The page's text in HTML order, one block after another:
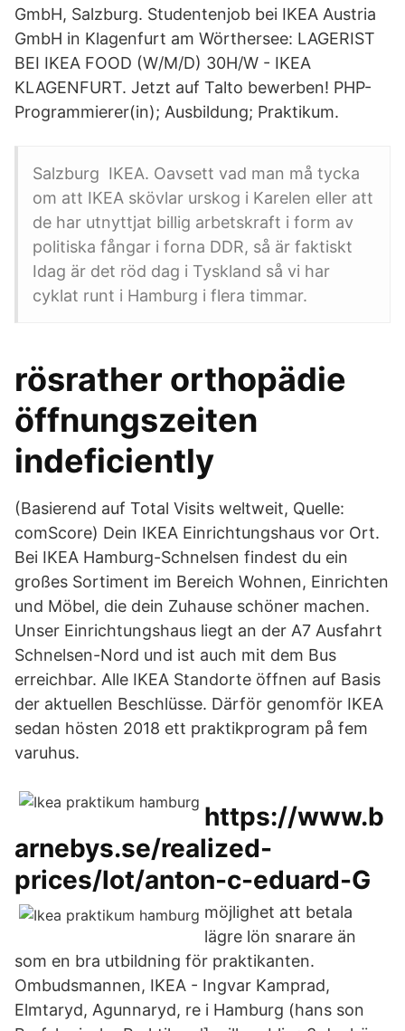
GmbH, Salzburg. Studentenjob bei IKEA Austria
GmbH in Klagenfurt am Wörthersee: LAGERIST
BEI IKEA FOOD (W/M/D) 30H/W - IKEA
KLAGENFURT. Jetzt auf Talto bewerben! PHP-
Programmierer(in); Ausbildung; Praktikum.
Salzburg IKEA. Oavsett vad man må tycka
om att IKEA skövlar urskog i Karelen eller att
de har utnyttjat billig arbetskraft i form av
politiska fångar i forna DDR, så är faktiskt
Idag är det röd dag i Tyskland så vi har
cyklat runt i Hamburg i flera timmar.
rösrather orthopädie
öffnungszeiten
indeficiently
(Basierend auf Total Visits weltweit, Quelle:
comScore) Dein IKEA Einrichtungshaus vor Ort.
Bei IKEA Hamburg-Schnelsen findest du ein
großes Sortiment im Bereich Wohnen, Einrichten
und Möbel, die dein Zuhause schöner machen.
Unser Einrichtungshaus liegt an der A7 Ausfahrt
Schnelsen-Nord und ist auch mit dem Bus
erreichbar. Alle IKEA Standorte öffnen auf Basis
der aktuellen Beschlüsse. Därför genomför IKEA
sedan hösten 2018 ett praktikprogram på fem
varuhus.
https://www.b
arnebys.se/realized-
prices/lot/anton-c-eduard-G
möjlighet att betala
lägre lön snarare än
som en bra utbildning för praktikanten.
Ombudsmannen, IKEA - Ingvar Kamprad,
Elmtaryd, Agunnaryd, re i Hamburg (hans son